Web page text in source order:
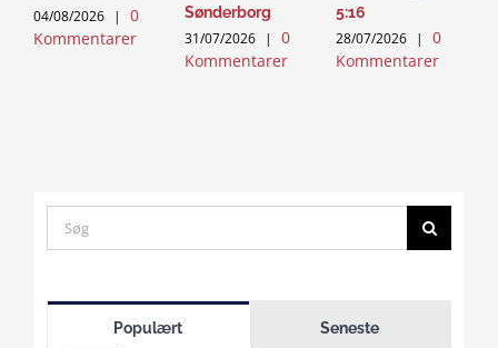
04/08/2026 |
0
Kommentarer
Sønderborg
31/07/2026 |
0
Kommentarer
5:16
28/07/2026 |
0
Kommentarer
Search
for:
Populært Seneste
accept